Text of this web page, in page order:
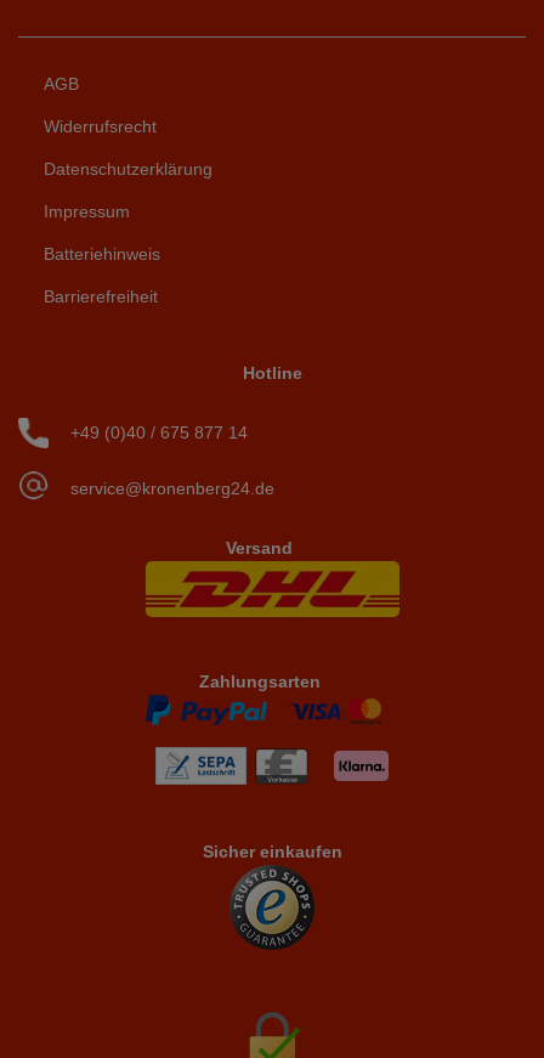
AGB
Widerrufsrecht
Datenschutzerklärung
Impressum
Batteriehinweis
Barrierefreiheit
Hotline
+49 (0)40 / 675 877 14
service@kronenberg24.de
Versand
Zahlungsarten
Sicher einkaufen